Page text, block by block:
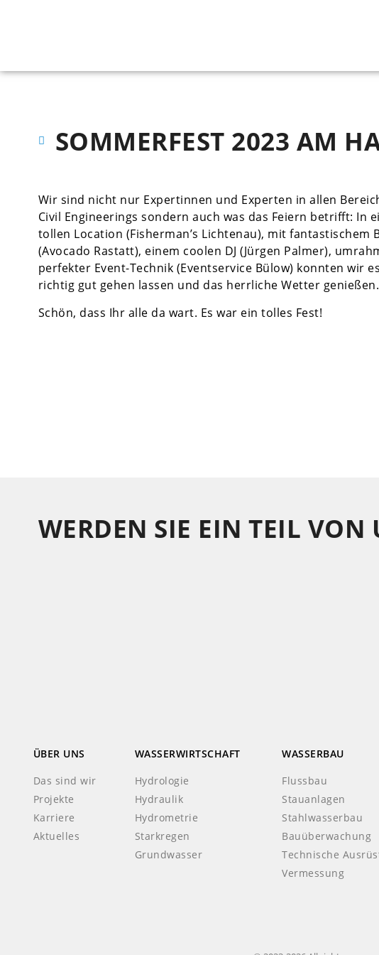
SOMMERFEST 2023 AM
Wir sind nicht nur Expertinnen und Experten in allen
Civil Engineerings sondern auch was das Feiern betrifft: In
tollen Location (Fisherman’s Lichtenau), mit fantastischem
(Avocado Rastatt), einem coolen DJ (Jürgen Palmer),
perfekter Event-Technik (Eventservice Bülow) konnten wir
richtig gut gehen lassen und das herrliche Wetter genießen.
Schön, dass Ihr alle da wart. Es war ein tolles Fest!
WERDEN SIE EIN TEIL VON
ÜBER UNS
Das sind wir
Projekte
Karriere
Aktuelles
WASSERWIRTSCHAFT
Hydrologie
Hydraulik
Hydrometrie
Starkregen
Grundwasser
WASSERBAU
Flussbau
Stauanlagen
Stahlwasserbau
Bauüberwachung
Technische
Vermessung